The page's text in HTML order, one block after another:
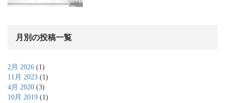
月別の投稿一覧
2月 2026 (1)
11月 2023 (1)
4月 2020 (3)
10月 2019 (1)